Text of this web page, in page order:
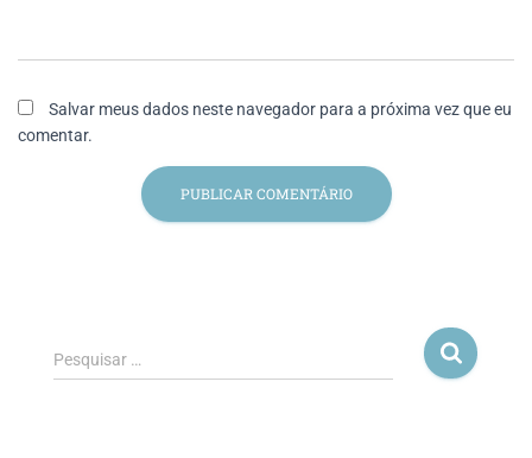
Salvar meus dados neste navegador para a próxima vez que eu
comentar.
Pesquisar …